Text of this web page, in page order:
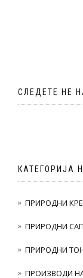
СЛЕДЕТЕ НЕ
КАТЕГОРИЈА
ПРИРОДНИ
ПРИРОДНИ
ПРИРОДНИ
ПРОИЗВОДИ